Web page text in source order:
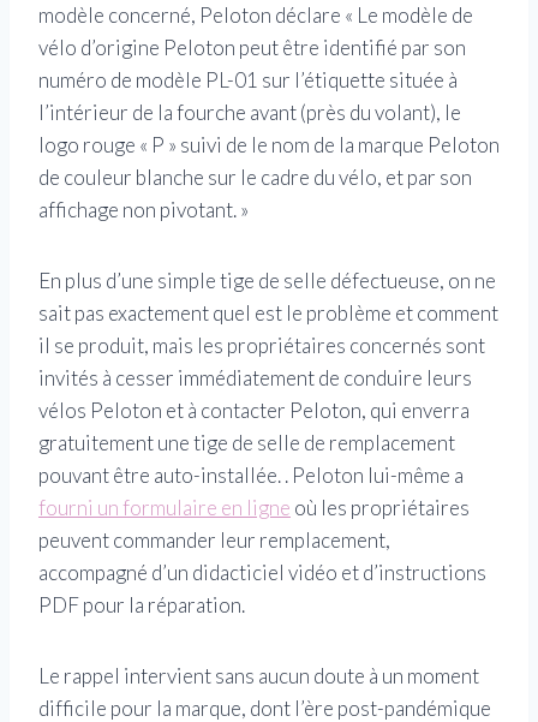
modèle concerné, Peloton déclare « Le modèle de
vélo d’origine Peloton peut être identifié par son
numéro de modèle PL-01 sur l’étiquette située à
l’intérieur de la fourche avant (près du volant), le
logo rouge « P » suivi de le nom de la marque Peloton
de couleur blanche sur le cadre du vélo, et par son
affichage non pivotant. »
En plus d’une simple tige de selle défectueuse, on ne
sait pas exactement quel est le problème et comment
il se produit, mais les propriétaires concernés sont
invités à cesser immédiatement de conduire leurs
vélos Peloton et à contacter Peloton, qui enverra
gratuitement une tige de selle de remplacement
pouvant être auto-installée. . Peloton lui-même a
fourni un formulaire en ligne où les propriétaires
peuvent commander leur remplacement,
accompagné d’un didacticiel vidéo et d’instructions
PDF pour la réparation.
Le rappel intervient sans aucun doute à un moment
difficile pour la marque, dont l’ère post-pandémique